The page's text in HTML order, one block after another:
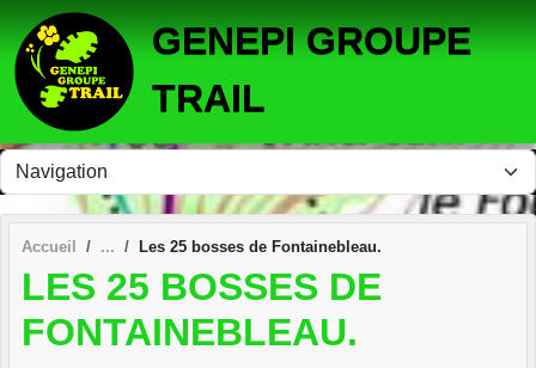
GENEPI GROUPE
TRAIL
Accueil Les 25 bosses de Fontainebleau.
LES 25 BOSSES DE
FONTAINEBLEAU.
Panneau de gestion des cookies